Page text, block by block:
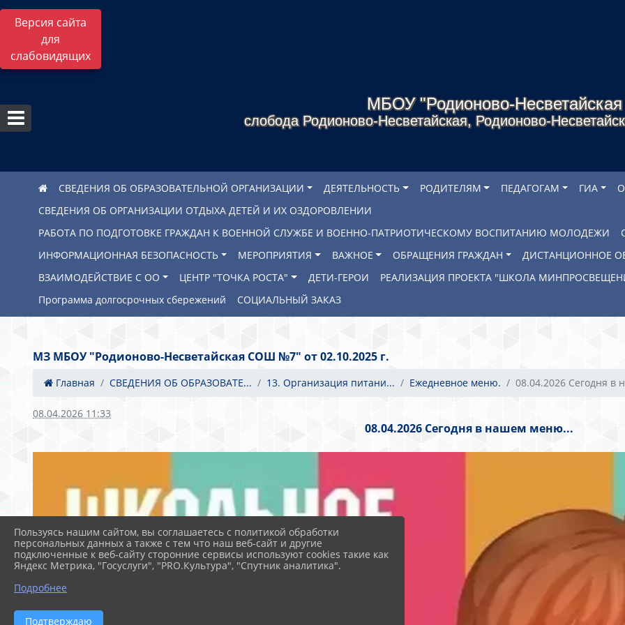
Версия сайта
для
слабовидящих
МБОУ "Родионово-
слобода Родионово-Несветайская, Родионово-
СВЕДЕНИЯ ОБ ОБРАЗОВАТЕЛЬНОЙ ОРГАНИЗАЦИИ ДЕЯТЕЛЬНОСТЬ РОДИТЕЛЯМ ПЕДАГОГАМ ГИА
СВЕДЕНИЯ ОБ ОРГАНИЗАЦИИ ОТДЫХА ДЕТЕЙ И ИХ ОЗДОРОВЛЕНИИ
РАБОТА ПО ПОДГОТОВКЕ ГРАЖДАН К ВОЕННОЙ СЛУЖБЕ И ВОЕННО-ПАТРИОТИЧЕСКОМУ ВОСПИТАНИЮ МОЛОДЕЖИ
ИНФОРМАЦИОННАЯ БЕЗОПАСНОСТЬ
МЕРОПРИЯТИЯ ВАЖНОЕ ОБРАЩЕНИЯ ГРАЖДАН
ДИСТАНЦИОННОЕ
ВЗАИМОДЕЙСТВИЕ С ОО
ЦЕНТР "ТОЧКА РОСТА" ДЕТИ-ГЕРОИ
РЕАЛИЗАЦИЯ ПРОЕКТА "ШКОЛА
Программа долгосрочных сбережений
СОЦИАЛЬНЫЙ ЗАКАЗ
МЗ МБОУ "Родионово-Несветайская СОШ №7" от 02.10.2025 г.
Главная СВЕДЕНИЯ ОБ ОБРАЗОВАТЕ... 13. Организация питани... Ежедневное меню. 08.04.2026 Сегодня в
08.04.2026 11:33
08.04.2026 Сегодня в нашем меню...
Пользуясь нашим сайтом, вы соглашаетесь с политикой обработки
персональных данных а также с тем что наш веб-сайт и другие
подключенные к веб-сайту сторонние сервисы используют cookies такие как
Яндекс Метрика, "Госуслуги", "PRO.Культура", "Спутник аналитика".
Подробнее
Подтверждаю